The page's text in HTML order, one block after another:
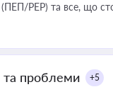
PEP) та все, що
та проблеми +5